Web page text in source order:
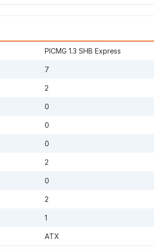
PICMG 1.3 SHB Express
7
2
0
0
0
2
0
2
1
ATX